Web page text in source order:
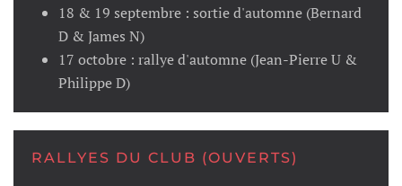
18 & 19 septembre : sortie d'automne (Bernard
D & James N)
17 octobre : rallye d'automne (Jean-Pierre U &
Philippe D)
RALLYES DU CLUB (OUVERTS)